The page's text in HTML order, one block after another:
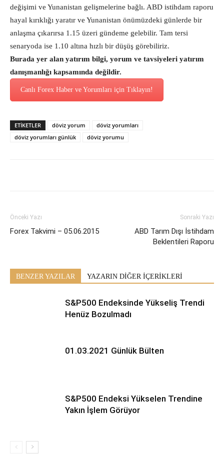
değişimi ve Yunanistan gelişmelerine bağlı. ABD istihdam raporu
hayal kırıklığı yaratır ve Yunanistan önümüzdeki günlerde bir
anlaşma çıkarırsa 1.15 üzeri gündeme gelebilir. Tam tersi
senaryoda ise 1.10 altına hızlı bir düşüş görebiliriz.
Burada yer alan yatırım bilgi, yorum ve tavsiyeleri yatırım
danışmanlığı kapsamında değildir.
Canlı Forex Haber ve Yorumları için Tıklayın!
ETİKETLER döviz yorum
döviz yorumları
döviz yorumları günlük
döviz yorumu
Önceki Yazı
Forex Takvimi – 05.06.2015
Sonraki Yazı
ABD Tarım Dışı İstihdam
Beklentileri Raporu
BENZER YAZILAR YAZARIN DİĞER İÇERİKLERİ
S&P500 Endeksinde Yükseliş Trendi
Henüz Bozulmadı
01.03.2021 Günlük Bülten
S&P500 Endeksi Yükselen Trendine
Yakın İşlem Görüyor